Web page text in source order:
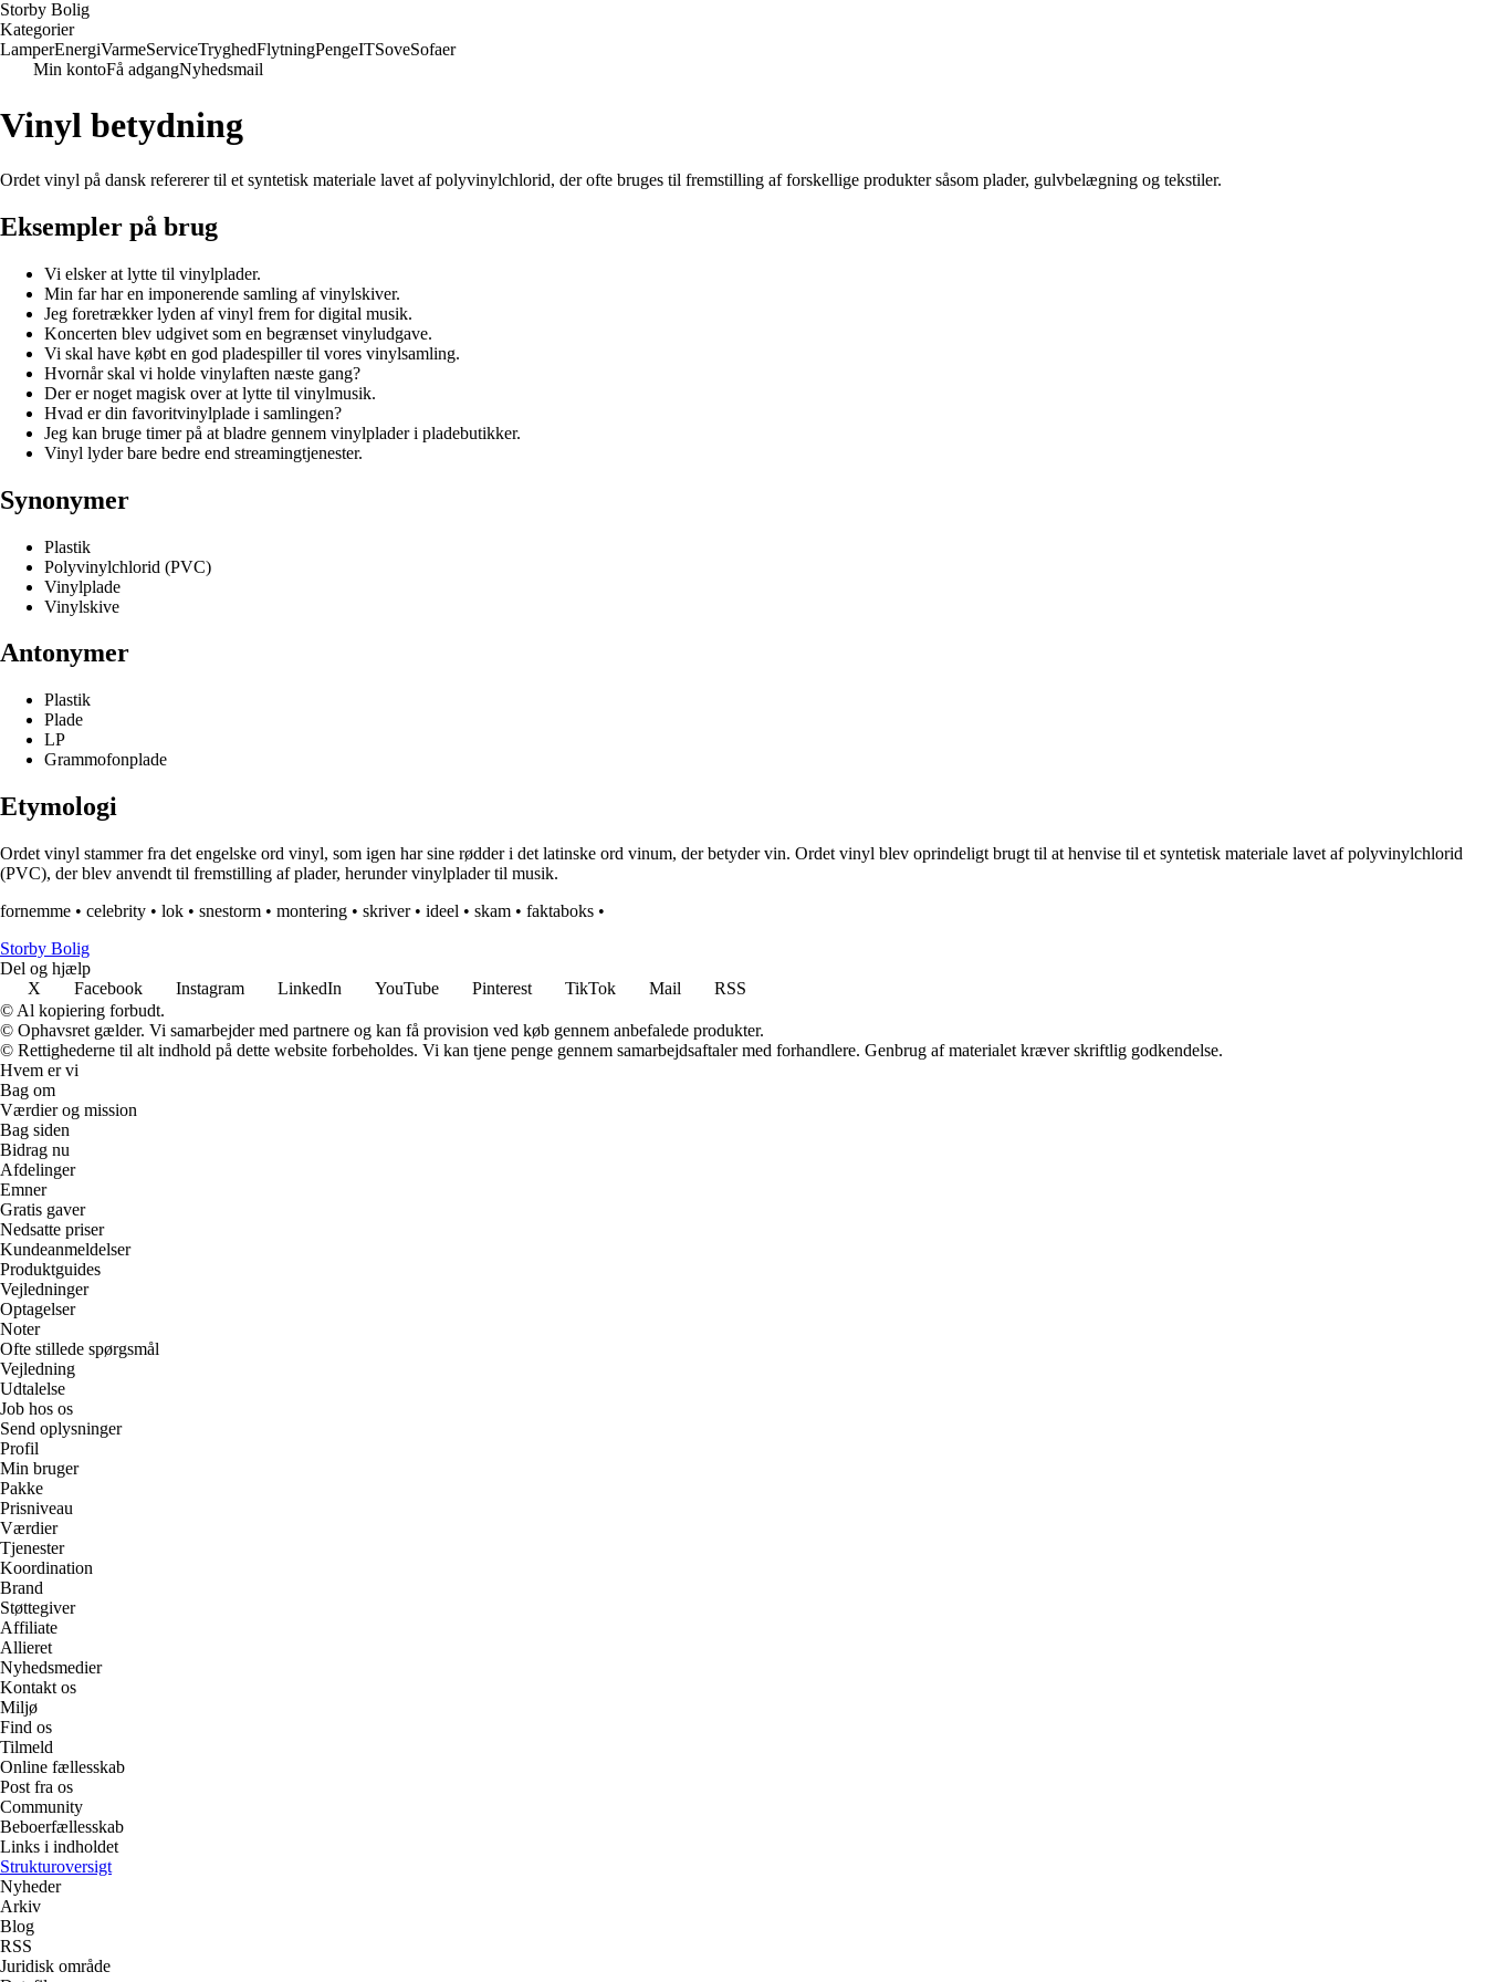
Storby Bolig
Kategorier
LamperEnergiVarmeServiceTryghedFlytningPengeITSoveSofaer
Min kontoFå adgangNyhedsmail
Vinyl betydning
Ordet vinyl på dansk refererer til et syntetisk materiale lavet af polyvinylchlorid, der ofte bruges til fremstilling af forskellige produkter såsom plader, gulvbelægning og tekstiler.
Eksempler på brug
Vi elsker at lytte til vinylplader.
Min far har en imponerende samling af vinylskiver.
Jeg foretrækker lyden af vinyl frem for digital musik.
Koncerten blev udgivet som en begrænset vinyludgave.
Vi skal have købt en god pladespiller til vores vinylsamling.
Hvornår skal vi holde vinylaften næste gang?
Der er noget magisk over at lytte til vinylmusik.
Hvad er din favoritvinylplade i samlingen?
Jeg kan bruge timer på at bladre gennem vinylplader i pladebutikker.
Vinyl lyder bare bedre end streamingtjenester.
Synonymer
Plastik
Polyvinylchlorid (PVC)
Vinylplade
Vinylskive
Antonymer
Plastik
Plade
LP
Grammofonplade
Etymologi
Ordet vinyl stammer fra det engelske ord vinyl, som igen har sine rødder i det latinske ord vinum, der betyder vin. Ordet vinyl blev oprindeligt brugt til at henvise til et syntetisk materiale lavet af polyvinylchlorid
(PVC), der blev anvendt til fremstilling af plader, herunder vinylplader til musik.
fornemme • celebrity • lok • snestorm • montering • skriver• ideel • skam • faktaboks •
Storby Bolig
Del og hjælp
X
Facebook Instagram LinkedIn YouTube Pinterest TikTok Mail
RSS
© Al kopiering forbudt.
© Ophavsret gælder. Vi samarbejder med partnere og kan få provision ved køb gennem anbefalede produkter.
© Rettighederne til alt indhold på dette website forbeholdes. Vi kan tjene penge gennem samarbejdsaftaler med forhandlere. Genbrug af materialet kræver skriftlig godkendelse.
Hvem er vi
Bag om
Værdier og mission
Bag siden
Bidrag nu
Afdelinger
Emner
Gratis gaver
Nedsatte priser
Kundeanmeldelser
Produktguides
Vejledninger
Optagelser
Noter
Ofte stillede spørgsmål
Vejledning
Udtalelse
Job hos os
Send oplysninger
Profil
Min bruger
Pakke
Prisniveau
Værdier
Tjenester
Koordination
Brand
Støttegiver
Affiliate
Allieret
Nyhedsmedier
Kontakt os
Miljø
Find os
Tilmeld
Online fællesskab
Post fra os
Community
Beboerfællesskab
Links i indholdet
Strukturoversigt
Nyheder
Arkiv
Blog
RSS
Juridisk område